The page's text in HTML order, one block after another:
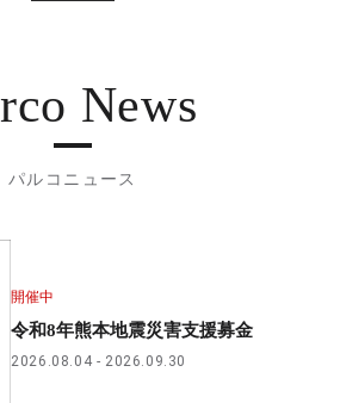
News
パルコニュース
開催中
令和8年熊本地震災害支援募金
2026.08.04 2026.09.30